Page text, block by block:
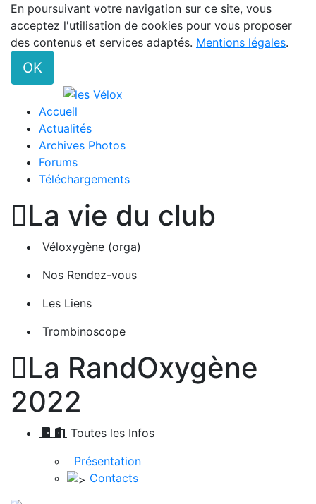
En poursuivant votre navigation sur ce site, vous
acceptez l'utilisation de cookies pour vous proposer
des contenus et services adaptés. Mentions légales.
OK
Accueil
Actualités
Archives Photos
Forums
Téléchargements
La vie du club
Véloxygène (orga)
Nos Rendez-vous
Les Liens
Trombinoscope
La RandOxygène
2022
Toutes les Infos
Présentation
Contacts